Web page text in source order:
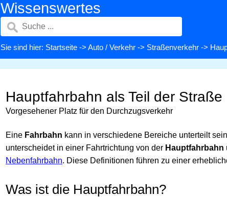
Wissenswertes
Sie sind hier: Startseite -> Auto / Verkehr -> Straßenverkehr ->
Hauptfahrbahn als Teil der Straße
Vorgesehener Platz für den Durchzugsverkehr
Eine Fahrbahn kann in verschiedene Bereiche unterteilt
unterscheidet in einer Fahrtrichtung von der Hauptfahrbahn
Nebenfahrbahn. Diese Definitionen führen zu einer
Was ist die Hauptfahrbahn?